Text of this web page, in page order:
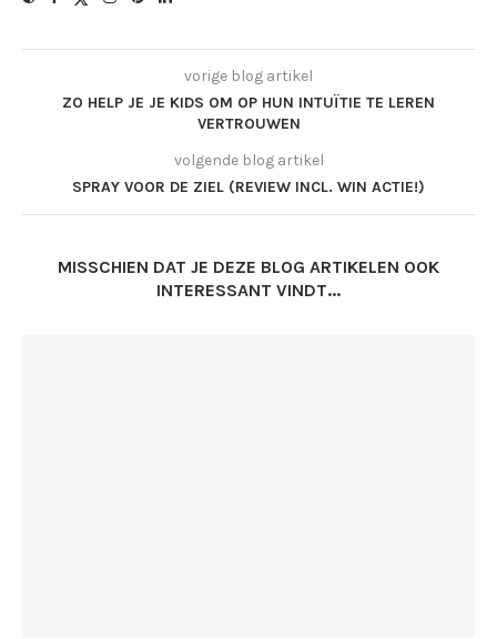
vorige blog artikel
ZO HELP JE JE KIDS OM OP HUN INTUÏTIE TE LEREN
VERTROUWEN
volgende blog artikel
SPRAY VOOR DE ZIEL (REVIEW INCL. WIN ACTIE!)
MISSCHIEN DAT JE DEZE BLOG ARTIKELEN OOK
INTERESSANT VINDT...